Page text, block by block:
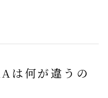
は何が違うの